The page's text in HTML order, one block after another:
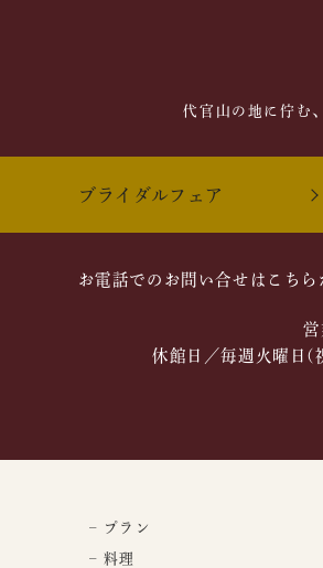
代官山の地に佇む
ブライダルフェア
お電話でのお問い合せはこちら
休館日／毎週火曜日(
– プラン
– 料理